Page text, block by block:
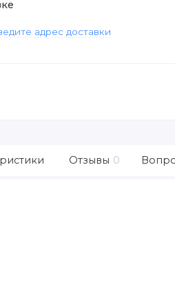
адрес доставки
Отзывы 0